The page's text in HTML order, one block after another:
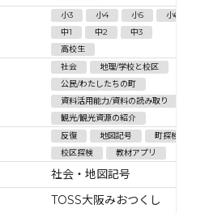
小3 小4 小5
小6
中1
中2
中3
高校生
社会
地理/学校と校区
公民/わたしたちの町
資料活用能力/資料の読み取り
観光/観光資源の紹介
反復 地図記号
町探検
校区探検
教材アプリ
社会・地図記号
TOSS大阪みおつくし